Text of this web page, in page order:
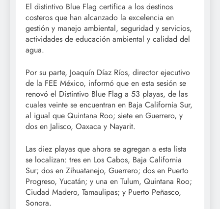
El distintivo Blue Flag certifica a los destinos
costeros que han alcanzado la excelencia en
gestión y manejo ambiental, seguridad y servicios,
actividades de educación ambiental y calidad del
agua.
Por su parte, Joaquín Díaz Ríos, director ejecutivo
de la FEE México, informó que en esta sesión se
renovó el Distintivo Blue Flag a 53 playas, de las
cuales veinte se encuentran en Baja California Sur,
al igual que Quintana Roo; siete en Guerrero, y
dos en Jalisco, Oaxaca y Nayarit.
Las diez playas que ahora se agregan a esta lista
se localizan: tres en Los Cabos, Baja California
Sur; dos en Zihuatanejo, Guerrero; dos en Puerto
Progreso, Yucatán; y una en Tulum, Quintana Roo;
Ciudad Madero, Tamaulipas; y Puerto Peñasco,
Sonora.